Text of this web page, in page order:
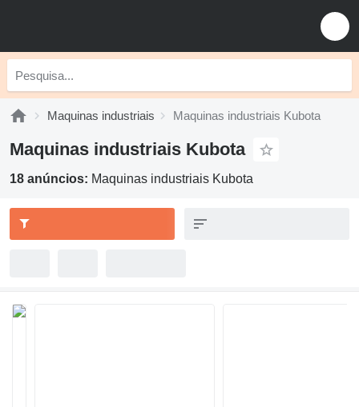
Maquinas industriais Maquinas industriais Kubota
Maquinas industriais Kubota
18 anúncios: Maquinas industriais Kubota